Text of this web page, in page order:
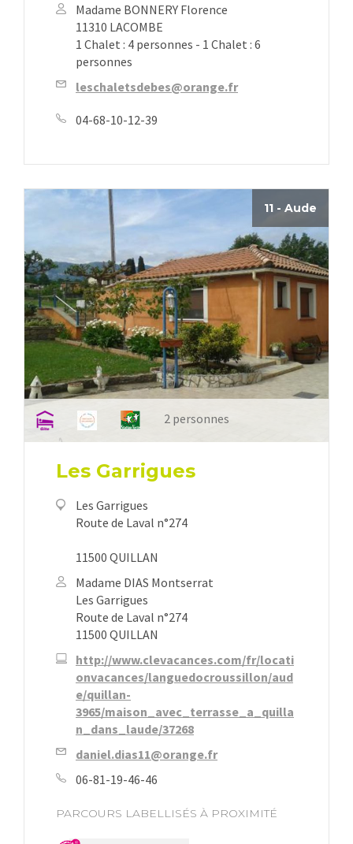
Madame BONNERY Florence
11310 LACOMBE
1 Chalet : 4 personnes - 1 Chalet : 6
personnes
leschaletsdebes@orange.fr
04-68-10-12-39
11 - Aude
2 personnes
Les Garrigues
Les Garrigues
Route de Laval n°274
11500 QUILLAN
Madame DIAS Montserrat
Les Garrigues
Route de Laval n°274
11500 QUILLAN
http://www.clevacances.com/fr/locati
onvacances/languedocroussillon/aud
e/quillan-
3965/maison_avec_terrasse_a_quilla
n_dans_laude/37268
daniel.dias11@orange.fr
06-81-19-46-46
PARCOURS LABELLISÉS À PROXIMITÉ